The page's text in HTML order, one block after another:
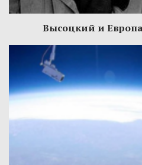
Высоцкий и